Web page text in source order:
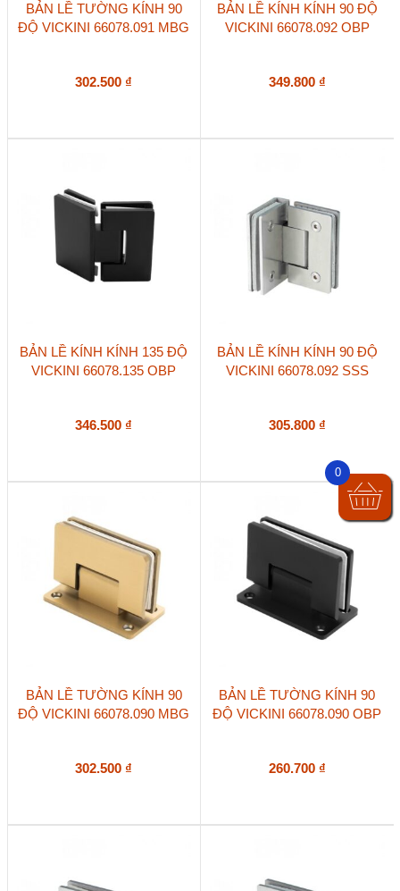
BẢN LỀ TƯỜNG KÍNH 90
ĐỘ VICKINI 66078.091 MBG
302.500 ₫
BẢN LỀ KÍNH KÍNH 90 ĐỘ
VICKINI 66078.092 OBP
349.800 ₫
BẢN LỀ KÍNH KÍNH 135 ĐỘ
VICKINI 66078.135 OBP
346.500 ₫
BẢN LỀ KÍNH KÍNH 90 ĐỘ
VICKINI 66078.092 SSS
305.800 ₫
BẢN LỀ TƯỜNG KÍNH 90
ĐỘ VICKINI 66078.090 MBG
302.500 ₫
BẢN LỀ TƯỜNG KÍNH 90
ĐỘ VICKINI 66078.090 OBP
260.700 ₫
0